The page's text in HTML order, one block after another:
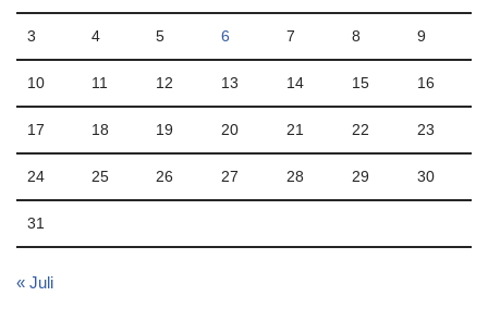
3 4 5 6 7 8 9
10 11 12 13 14 15 16
17 18 19 20 21 22 23
24 25 26 27 28 29 30
31
« Juli